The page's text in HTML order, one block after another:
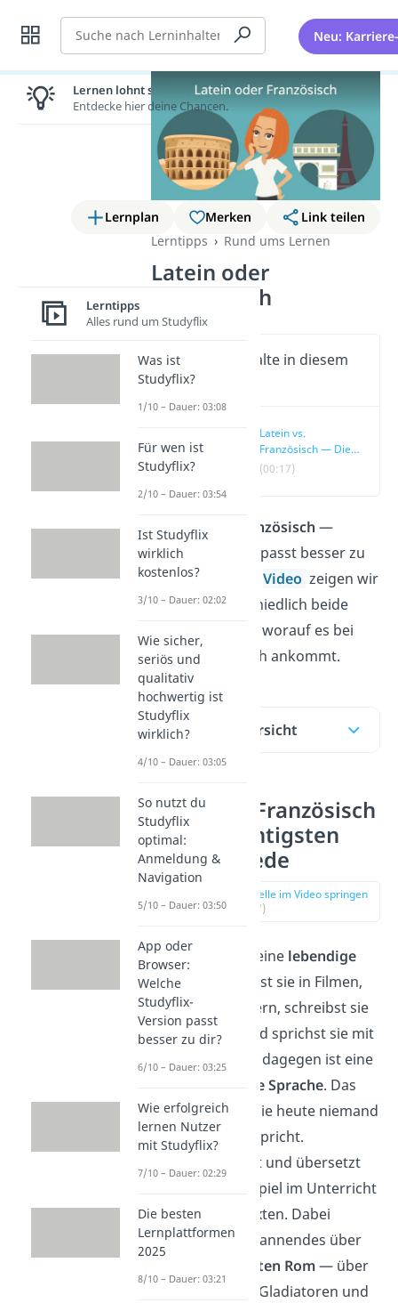
Suche Neu:
Lernplan Merken
Link teilen
Lerntipps
Rund ums Lernen
Latein oder
Französisch
Wichtige Inhalte in diesem
Video
Latein vs.
Französisch — Die
wichtigsten
(00:17)
Latein oder Französisch —
welche Sprache passt besser zu
dir? Hier und imVideo zeigen wir
dir, wie unterschiedlich beide
Fächer sind und worauf es bei
der Wahl wirklich ankommt.
Inhaltsübersicht
Latein vs. Französisch
— Die wichtigsten
Unterschiede
zur Stelle im Video springen
(00:17)
Französisch ist eine lebendige
Sprache
. Du hörst sie in Filmen,
liest sie in Büchern, schreibst sie
in der Schule und sprichst sie mit
anderen. Latein
dagegen ist eine
tote Sprache. Das
bedeutet, dass sie heute niemand
mehr im Alltag spricht.
Stattdessen liest und übersetzt
du sie, zum Beispiel im Unterricht
oder in alten Texten. Dabei
entdeckst du Spannendes über
Leben im alten Rom— über
Götter, Tempel, Gladiatoren und
Lernen lohnt sich!
Entdecke hier deine Chancen.
Lerntipps
Alles rund um Studyflix
Was ist
Studyflix?
1/10 – Dauer: 03:08
Für wen ist
Studyflix?
2/10 – Dauer: 03:54
Ist Studyflix
wirklich
kostenlos?
3/10 – Dauer: 02:02
Wie sicher,
seriös und
qualitativ
hochwertig ist
Studyflix
wirklich?
4/10 – Dauer: 03:05
So nutzt du
Studyflix
optimal:
Anmeldung &
Navigation
5/10 – Dauer: 03:50
App oder
Browser:
Welche
Studyflix-
Version passt
besser zu dir?
6/10 – Dauer: 03:25
Wie erfolgreich
lernen Nutzer
mit Studyflix?
7/10 – Dauer: 02:29
Die besten
Lernplattformen
2025
8/10 – Dauer: 03:21